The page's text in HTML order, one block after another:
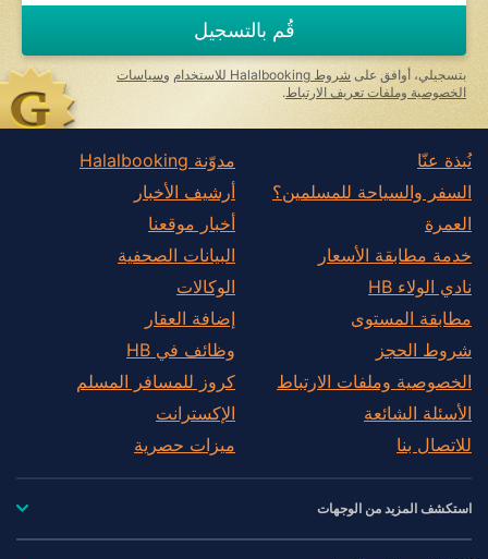
قُم بالتسجيل
بتسجيلي، أوافق على شروط Halalbooking للاستخدام وسياسات
الخصوصية وملفات تعريف الارتباط .
نُبذة عنّا
السفر والسياحة للمسلمين؟
العمرة
خدمة مطابقة الأسعار
نادي الولاء HB
مطابقة المستوى
شروط الحجز
الخصوصية وملفات الارتباط
الأسئلة الشائعة
للاتصال بنا
مدوّنة Halalbooking
أرشيف الأخبار
أخبار موقعنا
البيانات الصحفية
الوكالات
إضافة العقار
وظائف في HB
كروز للمسافر المسلم
الإكسترانت
ميزات حصرية
استكشف المزيد من الوجهات